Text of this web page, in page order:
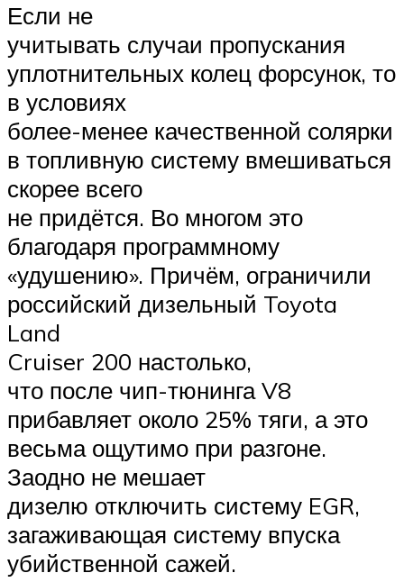
Если не
учитывать случаи пропускания
уплотнительных колец форсунок, то
в условиях
более-менее качественной солярки
в топливную систему вмешиваться
скорее всего
не придётся. Во многом это
благодаря программному
«удушению». Причём, ограничили
российский дизельный Toyota
Land
Cruiser 200 настолько,
что после чип-тюнинга V8
прибавляет около 25% тяги, а это
весьма ощутимо при разгоне.
Заодно не мешает
дизелю отключить систему EGR,
загаживающая систему впуска
убийственной сажей.